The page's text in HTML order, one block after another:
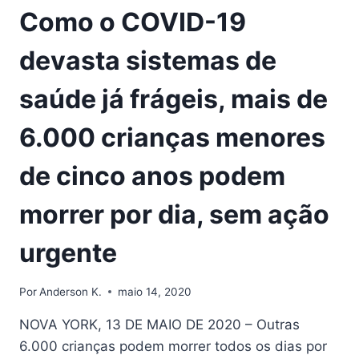
Como o COVID-19
devasta sistemas de
saúde já frágeis, mais de
6.000 crianças menores
de cinco anos podem
morrer por dia, sem ação
urgente
PorAnderson K. maio 14, 2020
NOVA YORK, 13 DE MAIO DE 2020 – Outras
6.000 crianças podem morrer todos os dias por